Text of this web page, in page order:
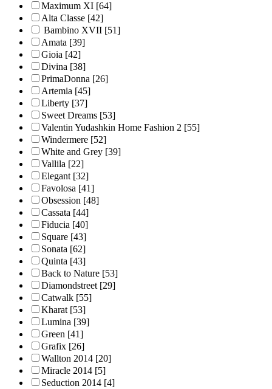
Maximum XI [64]
Alta Classe [42]
Bambino XVII [51]
Amata [39]
Gioia [42]
Divina [38]
PrimaDonna [26]
Artemia [45]
Liberty [37]
Sweet Dreams [53]
Valentin Yudashkin Home Fashion 2 [55]
Windermere [52]
White and Grey [39]
Vallila [22]
Elegant [32]
Favolosa [41]
Obsession [48]
Cassata [44]
Fiducia [40]
Square [43]
Sonata [62]
Quinta [43]
Back to Nature [53]
Diamondstreet [29]
Catwalk [55]
Kharat [53]
Lumina [39]
Green [41]
Grafix [26]
Wallton 2014 [20]
Miracle 2014 [5]
Seduction 2014 [4]